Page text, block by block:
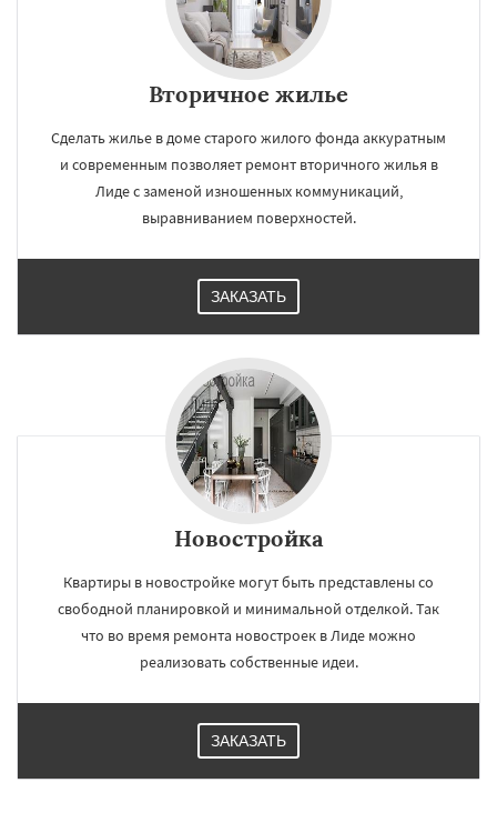
Работаем по
регионам
×
Сморгонь
Берёзовка Дятлово
Вторичное жилье
Сделать жилье в доме старого жилого фонда аккуратным
и современным позволяет ремонт вторичного жилья в
Лиде с заменой изношенных коммуникаций,
выравниванием поверхностей.
ЗАКАЗАТЬ
Новостройка
Квартиры в новостройке могут быть представлены со
свободной планировкой и минимальной отделкой. Так
что во время ремонта новостроек в Лиде можно
реализовать собственные идеи.
ЗАКАЗАТЬ
УЗНАТЬ ПОДРОБНЕЕ ×